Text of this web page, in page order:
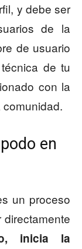
y debe ser
de la
de usuario
de tu
con la
en
un proceso
inicia la